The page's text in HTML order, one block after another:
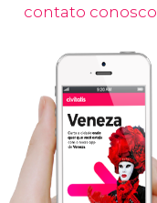
contato conosco